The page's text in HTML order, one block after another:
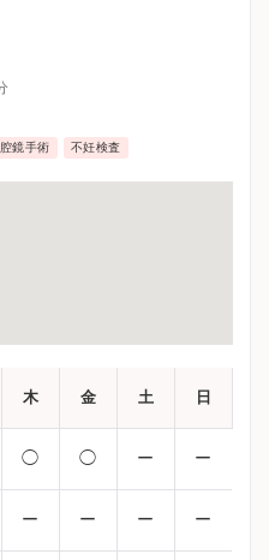
鏡手術 不妊検査
木 金 土 日
◯ ◯ ー ー
ー ー ー ー